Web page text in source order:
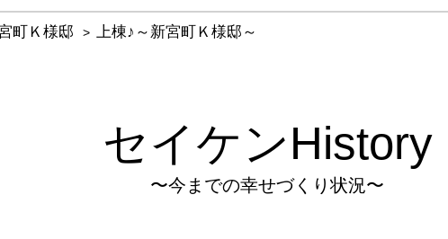
町Ｋ様邸 上棟♪～新宮町Ｋ様邸～
セイケンHistory
〜今までの幸せづくり状況〜